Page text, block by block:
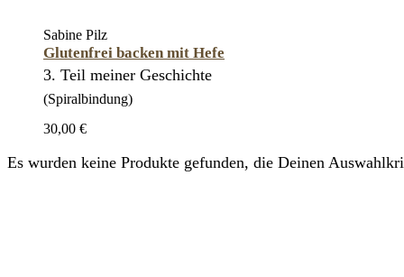
Sabine Pilz
Glutenfrei backen mit Hefe
3. Teil meiner Geschichte
(Spiralbindung)
30,00 €
Es wurden keine Produkte gefunden, die Deinen